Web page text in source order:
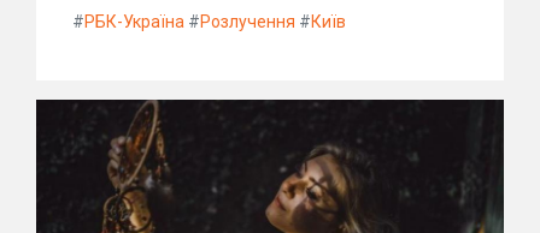
#РБК-Україна #Розлучення #Київ